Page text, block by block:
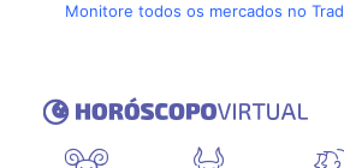
Monitore todos os mercados no